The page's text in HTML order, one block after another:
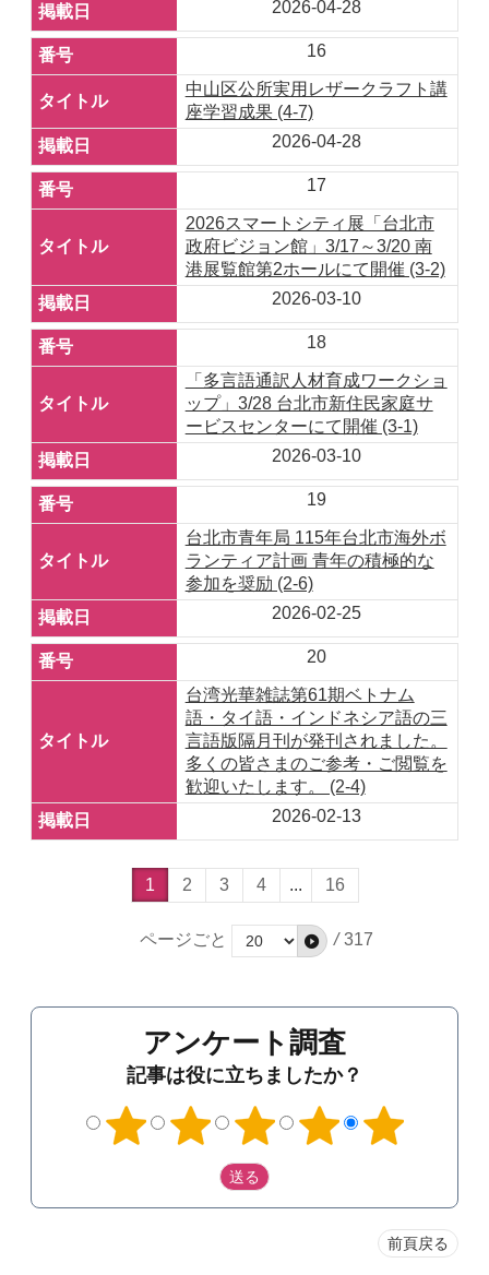
2026-04-28
16
中山区公所実用レザークラフト講
座学習成果 (4-7)
2026-04-28
17
2026スマートシティ展「台北市
政府ビジョン館」3/17～3/20 南
港展覧館第2ホールにて開催 (3-2)
2026-03-10
18
「多言語通訳人材育成ワークショ
ップ」3/28 台北市新住民家庭サ
ービスセンターにて開催 (3-1)
2026-03-10
19
台北市青年局 115年台北市海外ボ
ランティア計画 青年の積極的な
参加を奨励 (2-6)
2026-02-25
20
台湾光華雑誌第61期ベトナム
語・タイ語・インドネシア語の三
言語版隔月刊が発刊されました。
多くの皆さまのご参考・ご閲覧を
歓迎いたします。 (2-4)
2026-02-13
1 2 3 4 ... 16
ページごと / 317
アンケート調査
記事は役に立ちましたか？
前頁戻る